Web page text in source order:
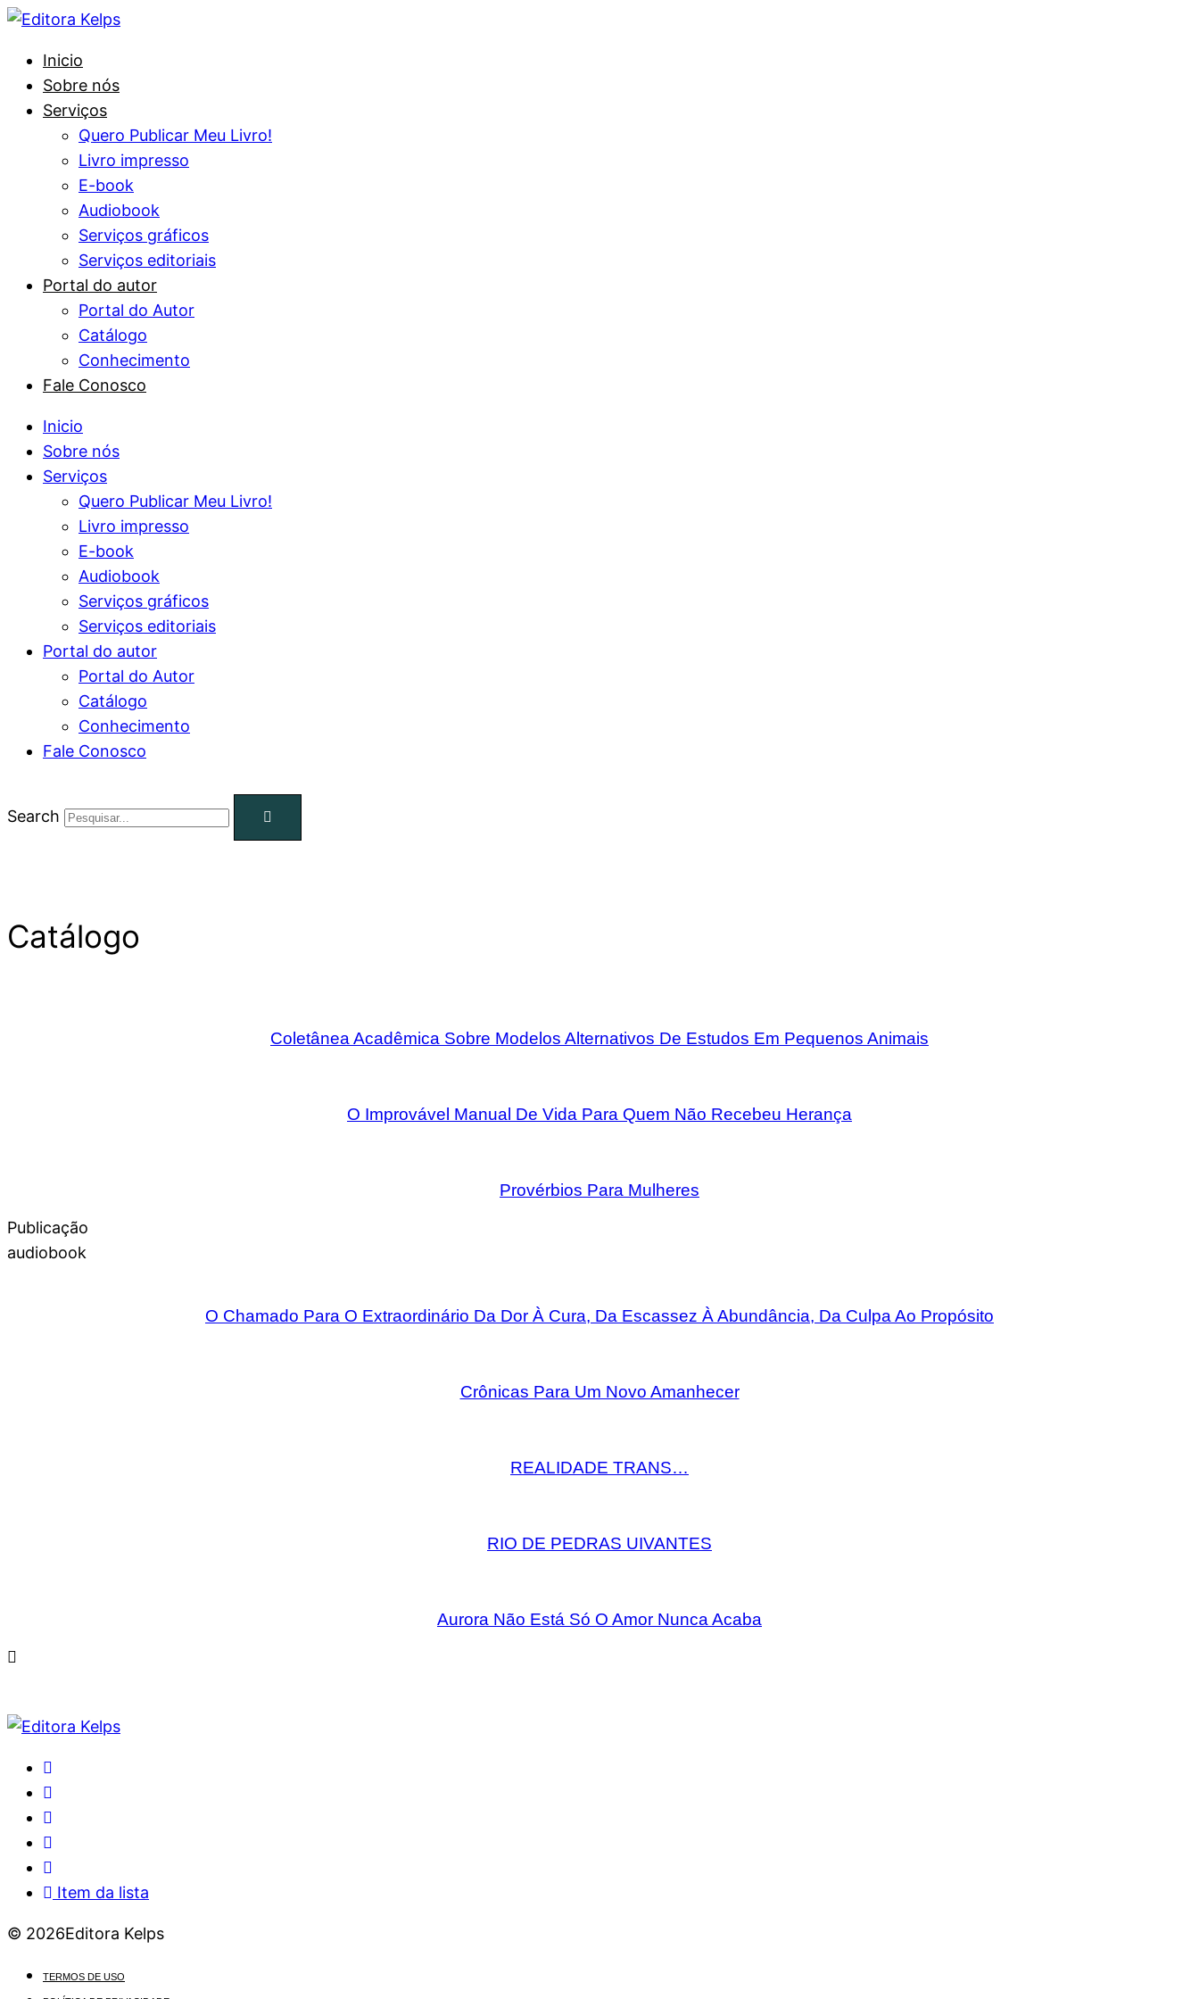
Inicio
Sobre nós
Serviços
Quero Publicar Meu Livro!
Livro impresso
E-book
Audiobook
Serviços gráficos
Serviços editoriais
Portal do autor
Portal do Autor
Catálogo
Conhecimento
Fale Conosco
Inicio
Sobre nós
Serviços
Quero Publicar Meu Livro!
Livro impresso
E-book
Audiobook
Serviços gráficos
Serviços editoriais
Portal do autor
Portal do Autor
Catálogo
Conhecimento
Fale Conosco
Search
Catálogo
Coletânea Acadêmica Sobre Modelos Alternativos De Estudos Em Pequenos Animais
O Improvável Manual De Vida Para Quem Não Recebeu Herança
Provérbios Para Mulheres
Publicação
audiobook
O Chamado Para O Extraordinário Da Dor À Cura, Da Escassez À Abundância, Da Culpa Ao Propósito
Crônicas Para Um Novo Amanhecer
REALIDADE TRANS…
RIO DE PEDRAS UIVANTES
Aurora Não Está Só O Amor Nunca Acaba
Item da lista
© 2026Editora Kelps
TERMOS DE USO